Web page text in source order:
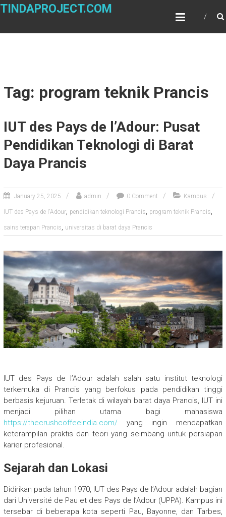
Skip
TINDAPROJECT.COM
Tag: program teknik Prancis
IUT des Pays de l’Adour: Pusat
Pendidikan Teknologi di Barat
Daya Prancis
January 25, 2025 admin 0 Comment Kampus
IUT des Pays de l'Adour, pendidikan teknologi Prancis, program teknik Prancis,
sains terapan Prancis, universitas di barat daya Prancis
IUT des Pays de l’Adour adalah salah satu institut teknologi
terkemuka di Prancis yang berfokus pada pendidikan tinggi
berbasis kejuruan. Terletak di wilayah barat daya Prancis, IUT ini
menjadi pilihan utama bagi mahasiswa
https://thecrushcoffeeindia.com/yang ingin mendapatkan
keterampilan praktis dan teori yang seimbang untuk persiapan
karier profesional.
Sejarah dan Lokasi
Didirikan pada tahun 1970, IUT des Pays de l’Adour adalah bagian
dari Université de Pau et des Pays de l’Adour (UPPA). Kampus ini
tersebar di beberapa kota seperti Pau, Bayonne, dan Tarbes,